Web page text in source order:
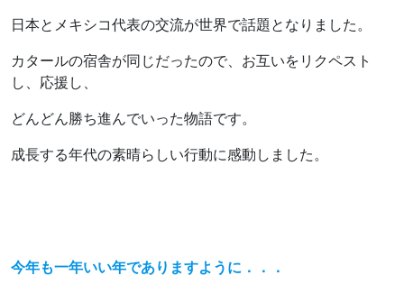
日本とメキシコ代表の交流が世界で話題となりました。
カタールの宿舎が同じだったので、お互いをリクペスト
し、応援し、
どんどん勝ち進んでいった物語です。
成長する年代の素晴らしい行動に感動しました。
今年も一年いい年でありますように．．．